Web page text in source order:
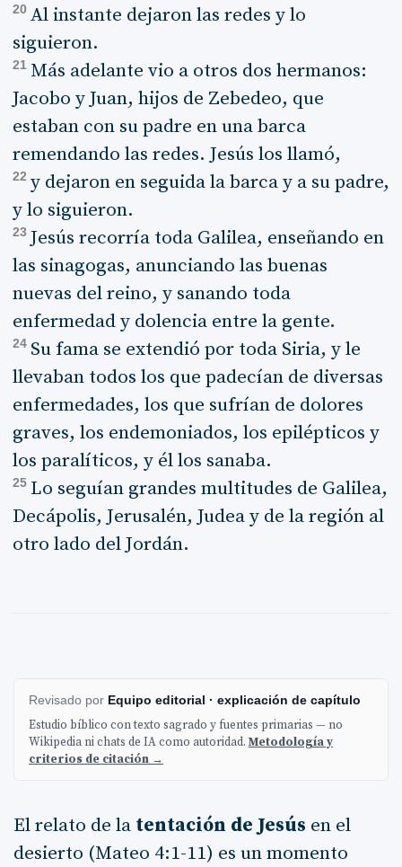
20 Al instante dejaron las redes y lo
siguieron.
21 Más adelante vio a otros dos hermanos:
Jacobo y Juan, hijos de Zebedeo, que
estaban con su padre en una barca
remendando las redes. Jesús los llamó,
22 y dejaron en seguida la barca y a su padre,
y lo siguieron.
23 Jesús recorría toda Galilea, enseñando en
las sinagogas, anunciando las buenas
nuevas del reino, y sanando toda
enfermedad y dolencia entre la gente.
24 Su fama se extendió por toda Siria, y le
llevaban todos los que padecían de diversas
enfermedades, los que sufrían de dolores
graves, los endemoniados, los epilépticos y
los paralíticos, y él los sanaba.
25 Lo seguían grandes multitudes de Galilea,
Decápolis, Jerusalén, Judea y de la región al
otro lado del Jordán.
Revisado por Equipo editorial · explicación de capítulo
Estudio bíblico con texto sagrado y fuentes primarias — no
Wikipedia ni chats de IA como autoridad.Metodología y
criterios de citación →
El relato de la tentación de Jesús en el
desierto (Mateo 4:1-11) es un momento